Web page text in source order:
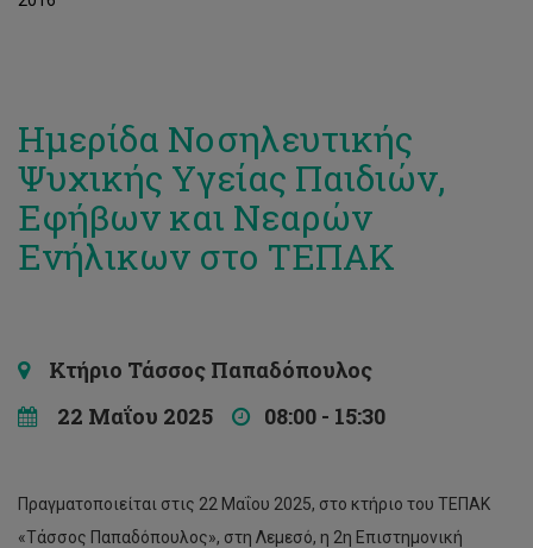
Ημερίδα Νοσηλευτικής
Ψυχικής Υγείας Παιδιών,
Εφήβων και Νεαρών
Ενήλικων στο ΤΕΠΑΚ
Κτήριο Τάσσος Παπαδόπουλος
22 Μαΐου 2025
08:00 - 15:30
Πραγματοποιείται στις 22 Μαΐου 2025, στο κτήριο του ΤΕΠΑΚ
«Τάσσος Παπαδόπουλος», στη Λεμεσό, η 2η Επιστημονική